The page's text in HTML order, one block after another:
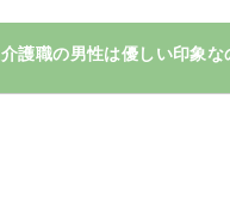
介護職の男性は優しい印象な